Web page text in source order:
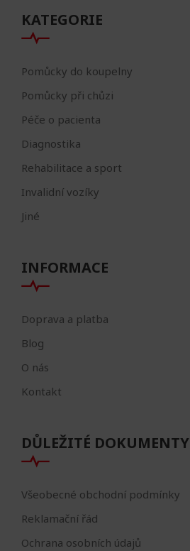
KATEGORIE
Pomůcky do koupelny
Pomůcky při chůzi
Péče o pacienta
Diagnostika
Rehabilitace a sport
Invalidní vozíky
Jiné
INFORMACE
Doprava a platba
Blog
O nás
Kontakt
DŮLEŽITÉ DOKUMENTY
Všeobecné obchodní podmínky
Reklamační řád
Ochrana osobních údajů